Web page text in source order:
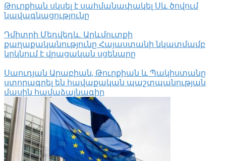
Թուրքիան սկսել է սահմանափակել Սև ծովում
նավագնացությունը
Դմիտրի Մեդվեդև. Արևմուտքի
քաղաքականությունը Հայաստանի նկատմամբ
կրկնում է վրացական սցենարը
Սաուդյան Արաբիան, Թուրքիան և Պակիստանը
ստորագրել են հավաքական պաշտպանության
մասին համաձայնագիր